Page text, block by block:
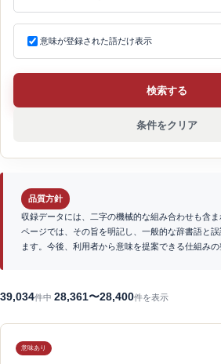
意味が登録された語だけ表示
検索する
条件をクリア
品質方針
収録データには、二字の機械的な組み合わせも含
ページでは、その旨を明記し、一般的な辞書語と
ます。今後、利用者から意味を提案できる仕組みの
39,034件中 28,361〜28,400件を表示
意味あり